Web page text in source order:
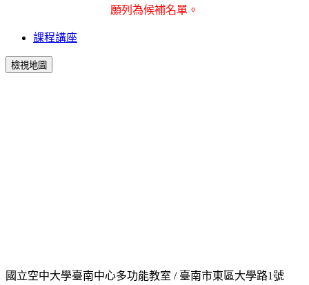
願列為候補名單。
課程講座
檢視地圖
國立空中大學臺南中心多功能教室 / 臺南市東區大學路1號